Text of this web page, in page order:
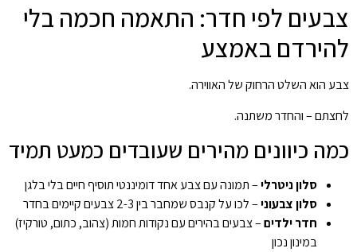
צבעים לפי חדר: התאמה חכמה בלי
להירדם באמצע
צבע הוא השלט הרחוק של האווירה.
לחצתם – והחדר משתנה.
כמה כיוונים מהירים שעובדים כמעט תמיד
סלון ניטרלי– תמונה עם צבע אחד דומיננטי תוסיף חיים בלי בלגן
סלון צבעוני– לכו על קנבס שמחבר בין 2-3 צבעים קיימים בחדר
חדר ילדים– צבעים בהירים עם נקודות חמות (צהוב, כתום, טורקיז)
במינון נכון